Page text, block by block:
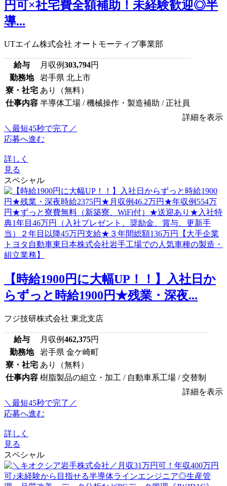
円可×社宅費全額補助！未経験歓迎◎半
導...
UTエイム株式会社 オートモーティブ事業部
給与 月収例303,794円
勤務地
岩手県 北上市
寮・社宅 あり（無料）
仕事内容 半導体工場 / 機械操作・製造補助 / 正社員
詳細を表示
＼最短45秒で完了／
応募へ進む
詳しく
見る
スペシャル
【時給1900円に大幅UP！！】入社日か
らずっと時給1900円★残業・深夜...
フジ技研株式会社 東北支店
給与 月収例462,375円
勤務地
岩手県 金ケ崎町
寮・社宅 あり（無料）
仕事内容 樹脂製品の組立・加工 / 自動車系工場 / 交替制
詳細を表示
＼最短45秒で完了／
応募へ進む
詳しく
見る
スペシャル